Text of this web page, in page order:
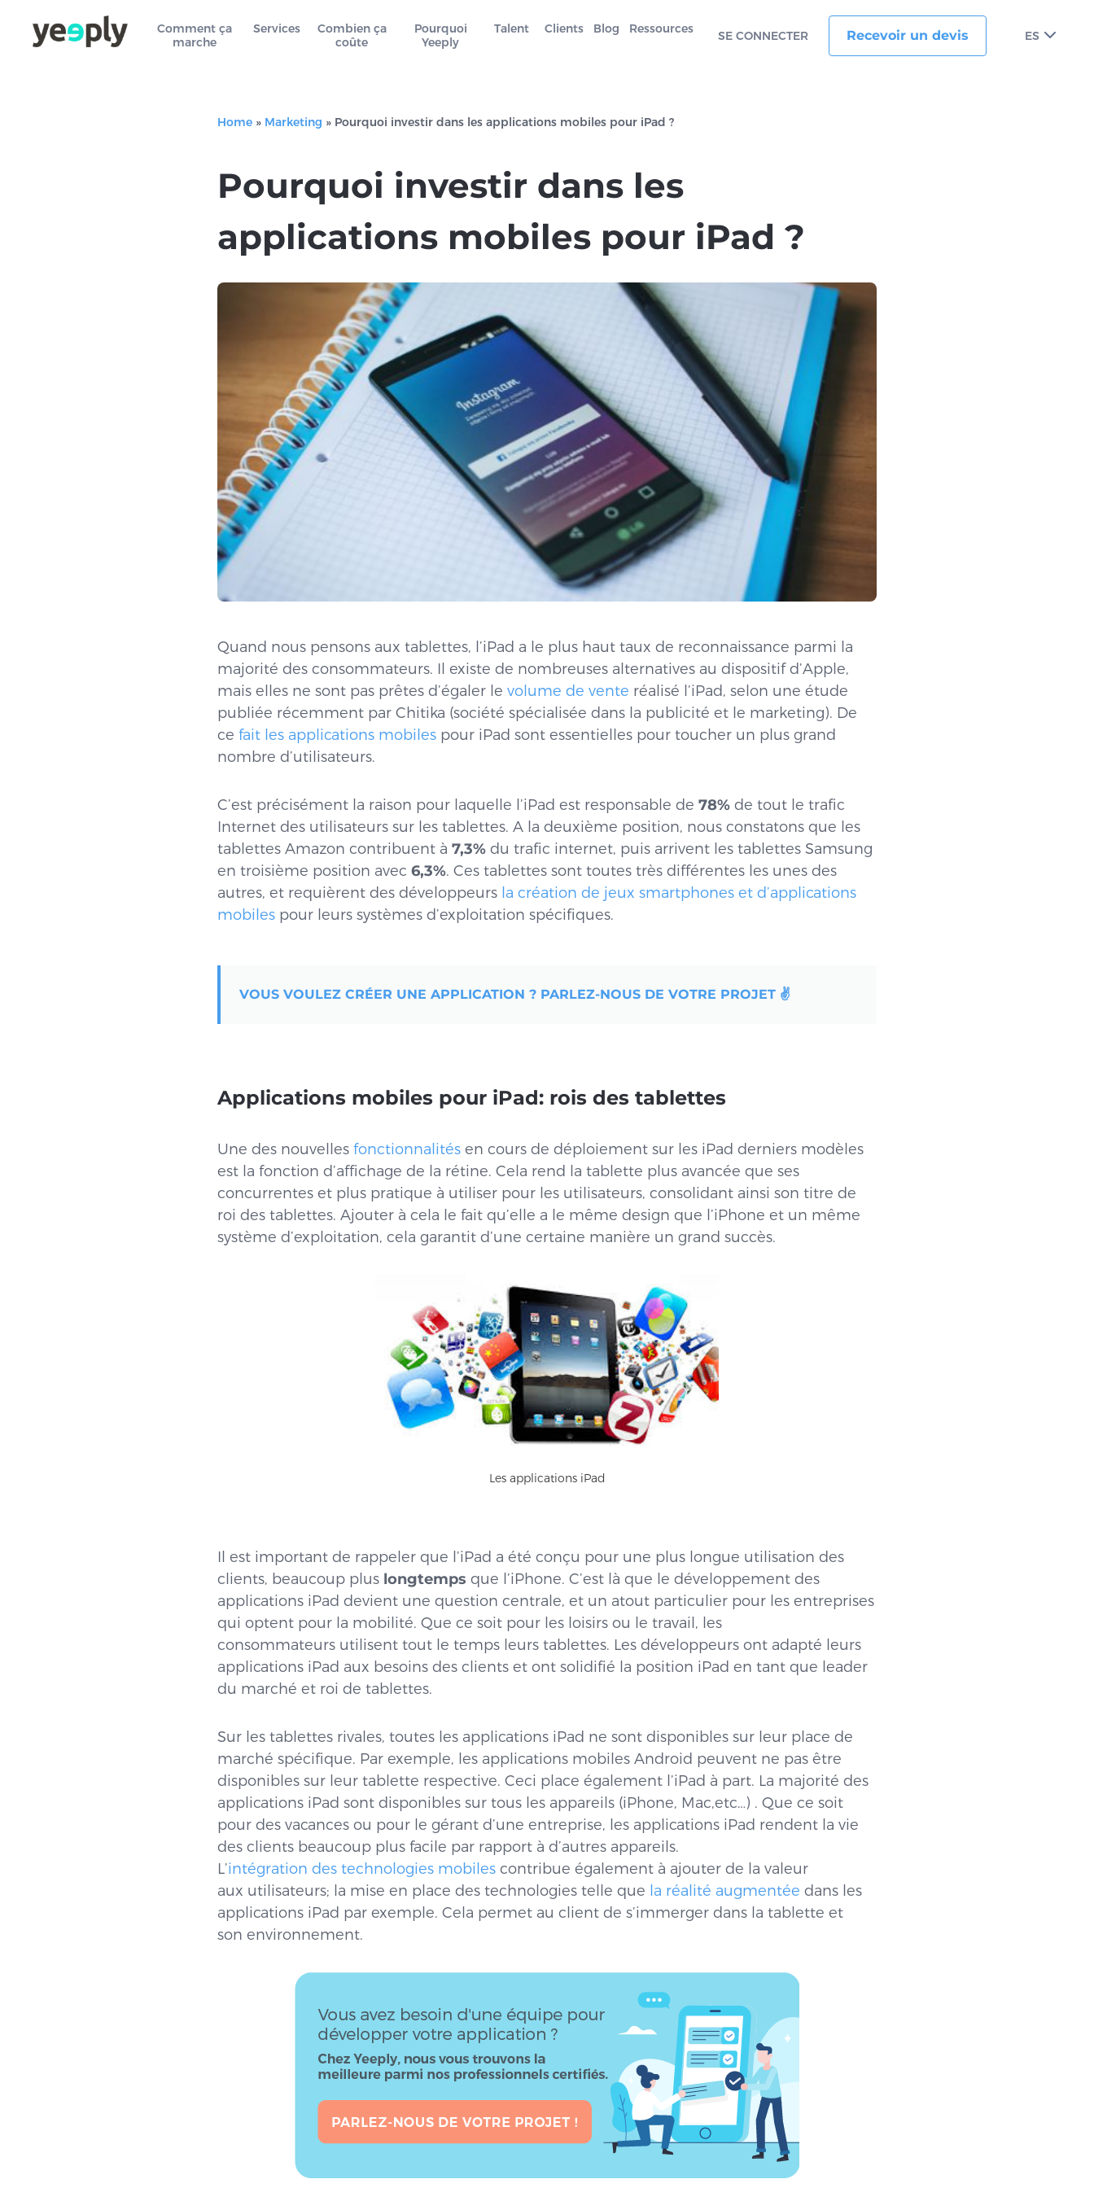
Comment ça
marche
Services
Combien ça
coûte
Pourquoi
Yeeply
Talent Clients Blog Ressources SE CONNECTER Recevoir un devis ES
Home » Marketing » Pourquoi investir dans les applications mobiles pour iPad ?
Pourquoi investir dans les
applications mobiles pour iPad ?
Quand nous pensons aux tablettes, l’iPad a le plus haut taux de reconnaissance parmi la
majorité des consommateurs. Il existe de nombreuses alternatives au dispositif d’Apple,
mais elles ne sont pas prêtes d’égaler le volume de vente réalisé l’iPad, selon une étude
publiée récemment par Chitika (société spécialisée dans la publicité et le marketing). De
ce fait les applications mobiles pour iPad sont essentielles pour toucher un plus grand
nombre d’utilisateurs.
C’est précisément la raison pour laquelle l’iPad est responsable de 78% de tout le trafic
Internet des utilisateurs sur les tablettes. A la deuxième position, nous constatons que les
tablettes Amazon contribuent à 7,3% du trafic internet, puis arrivent les tablettes Samsung
en troisième position avec 6,3%. Ces tablettes sont toutes très différentes les unes des
autres, et requièrent des développeurs la création de jeux smartphones et d’applications
mobiles pour leurs systèmes d’exploitation spécifiques.
VOUS VOULEZ CRÉER UNE APPLICATION ? PARLEZ-NOUS DE VOTRE PROJET ✌️
Applications mobiles pour iPad: rois des tablettes
Une des nouvelles fonctionnalités en cours de déploiement sur les iPad derniers modèles
est la fonction d’affichage de la rétine. Cela rend la tablette plus avancée que ses
concurrentes et plus pratique à utiliser pour les utilisateurs, consolidant ainsi son titre de
roi des tablettes. Ajouter à cela le fait qu’elle a le même design que l’iPhone et un même
système d’exploitation, cela garantit d’une certaine manière un grand succès.
Les applications iPad
Il est important de rappeler que l’iPad a été conçu pour une plus longue utilisation des
clients, beaucoup plus longtemps que l’iPhone. C’est là que le développement des
applications iPad devient une question centrale, et un atout particulier pour les entreprises
qui optent pour la mobilité. Que ce soit pour les loisirs ou le travail, les
consommateurs utilisent tout le temps leurs tablettes. Les développeurs ont adapté leurs
applications iPad aux besoins des clients et ont solidifié la position iPad en tant que leader
du marché et roi de tablettes.
Sur les tablettes rivales, toutes les applications iPad ne sont disponibles sur leur place de
marché spécifique. Par exemple, les applications mobiles Android peuvent ne pas être
disponibles sur leur tablette respective. Ceci place également l’iPad à part. La majorité des
applications iPad sont disponibles sur tous les appareils (iPhone, Mac,etc…) . Que ce soit
pour des vacances ou pour le gérant d’une entreprise, les applications iPad rendent la vie
des clients beaucoup plus facile par rapport à d’autres appareils.
L’intégration des technologies mobiles contribue également à ajouter de la valeur
aux utilisateurs; la mise en place des technologies telle que la réalité augmentée dans les
applications iPad par exemple. Cela permet au client de s’immerger dans la tablette et
son environnement.